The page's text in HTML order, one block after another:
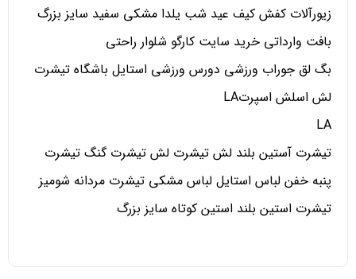
زیورآلات کفش کیف عید شب یلدا مشکی سفید سایز بزرگ
بافت وارداتی خرید سایت کارگو شلوار راحتی
بگ لق جوراب ورزشی دورس ورزشی استایل باشگاه تیشرت
لش اسلش اسپرتLA
LA
تیشرت آستین بلند لش تیشرت لش تیشرت گنگ تیشرت
پنبه خفن لباس استایل لباس مشکی تیشرت مردانه شومیز
تیشرت استین بلند استین کوتاه سایز بزرگ